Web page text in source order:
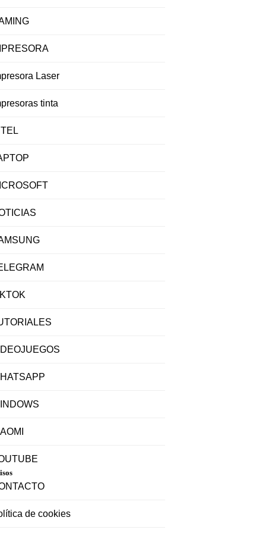
Laser
tinta
de cookies